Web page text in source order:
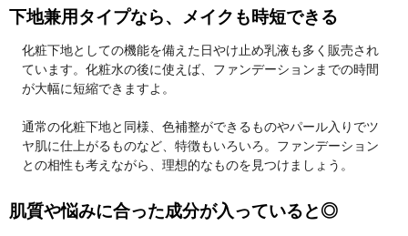
下地兼用タイプなら、メイクも時短できる
化粧下地としての機能を備えた日やけ止め乳液も多く販売され
ています。化粧水の後に使えば、ファンデーションまでの時間
が大幅に短縮できますよ。
通常の化粧下地と同様、色補整ができるものやパール入りでツ
ヤ肌に仕上がるものなど、特徴もいろいろ。ファンデーション
との相性も考えながら、理想的なものを見つけましょう。
肌質や悩みに合った成分が入っていると◎